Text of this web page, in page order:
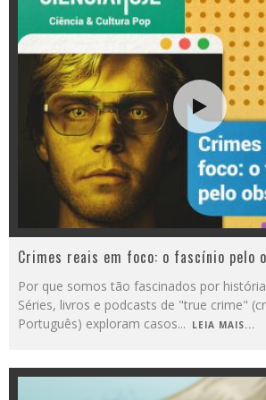
Crimes reais em foco: o fascínio pelo
Por que somos tão fascinados por
Séries, livros e podcasts de "true crime"
Português) exploram casos... LEIA MAIS...